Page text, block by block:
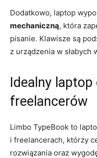
Dodatkowo, laptop
mechaniczną, która
pisanie. ‍Klawisze są
z urządzenia w
Idealny laptop
‌freelancerów
Limbo ⁣TypeBook to⁤
i freelancerach, ‌którzy
rozwiązania‌ oraz